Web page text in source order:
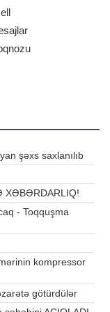
şəxs saxlanılıb
XƏBƏRDARLIQ!
- Toqquşma
kompressor
götürdülər